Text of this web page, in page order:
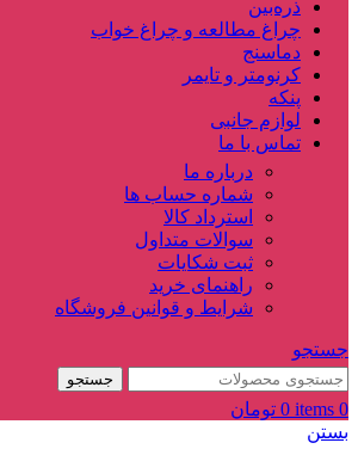
ذره‌بین‌
چراغ مطالعه و چراغ خواب
دماسنج‌
کرنومتر و تایمر
پنکه
لوازم جانبی
تماس با ما
درباره ما
شماره حساب ها
استرداد کالا
سوالات متداول
ثبت شکایات
راهنمای خرید
شرایط و قوانین فروشگاه
جستجو
جستجو
0
items
0 تومان
بستن